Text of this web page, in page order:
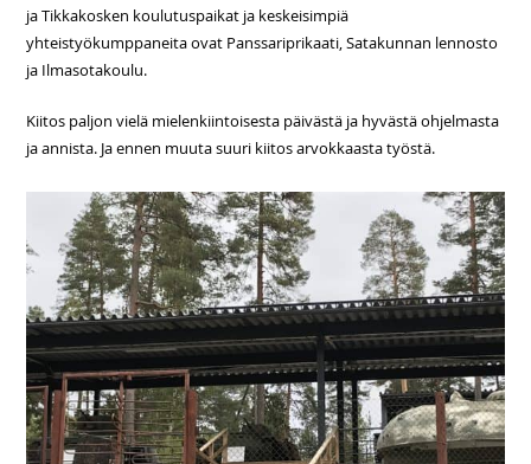
ja Tikkakosken koulutuspaikat ja keskeisimpiä
yhteistyökumppaneita ovat Panssariprikaati, Satakunnan lennosto
ja Ilmasotakoulu.
Kiitos paljon vielä mielenkiintoisesta päivästä ja hyvästä ohjelmasta
ja annista. Ja ennen muuta suuri kiitos arvokkaasta työstä.